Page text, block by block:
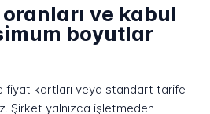
ve kabul
boyutlar
fiyat kartları veya standart tarife
Şirket yalnızca işletmeden